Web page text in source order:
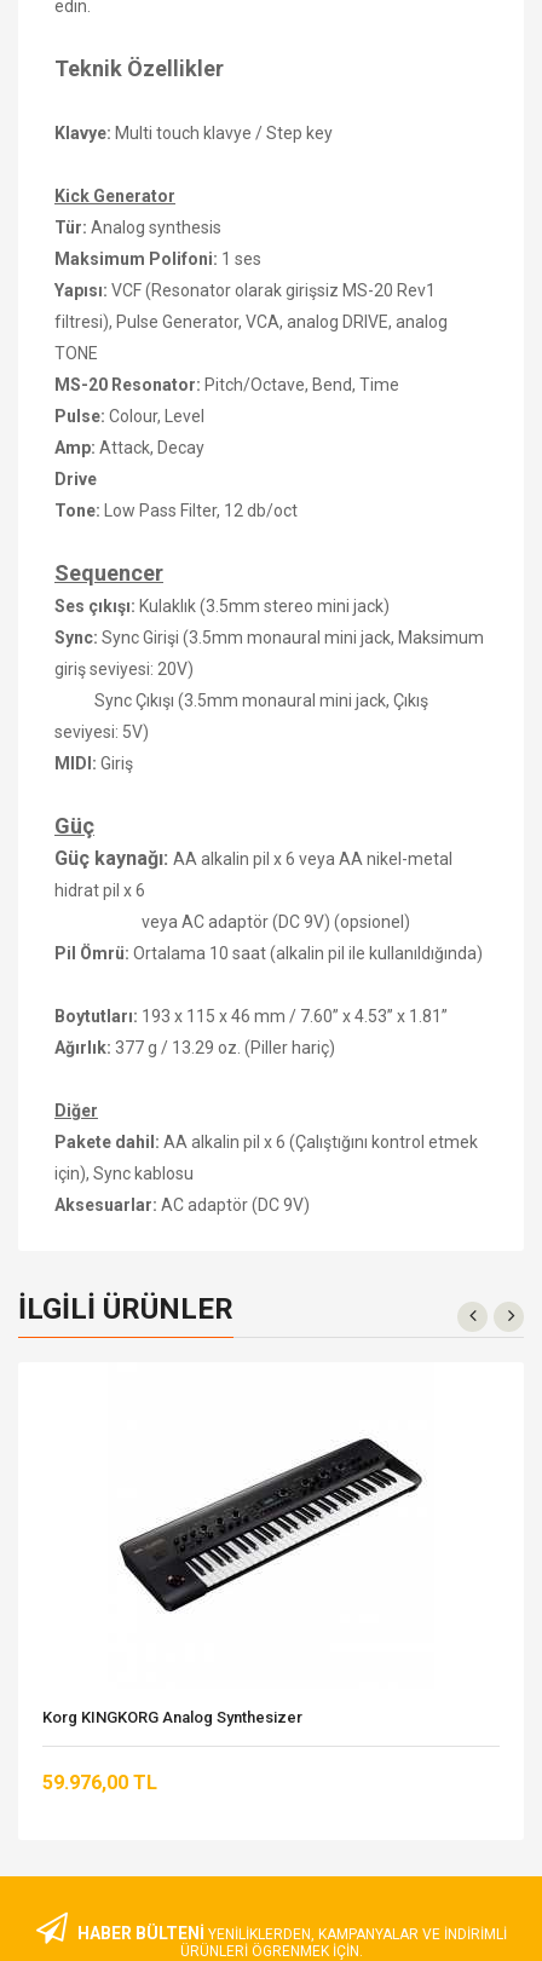
edin.
Teknik Özellikler
Klavye: Multi touch klavye / Step key
Kick Generator​
Tür: Analog synthesis
Maksimum Polifoni: 1 ses
Yapısı: VCF (Resonator olarak girişsiz MS-20 Rev1
filtresi), Pulse Generator, VCA, analog DRIVE, analog
TONE
MS-20 Resonator: Pitch/Octave, Bend, Time
Pulse: Colour, Level
Amp: Attack, Decay
Drive
Tone:
Low Pass Filter, 12 db/oct
Sequencer
Ses çıkışı: Kulaklık(3.5mm stereo mini jack)
Sync: Sync Girişi (3.5mm monaural mini jack, Maksimum
giriş seviyesi: 20V)
Sync Çıkışı (3.5mm monaural mini jack, Çıkış
seviyesi: 5V)
MIDI: Giriş
Güç
Güç kaynağı: AA alkalin pil x 6 veya AA nikel-metal
hidrat pil x 6
veya AC adaptör (DC 9V) (opsionel)
Pil Ömrü: Ortalama 10 saat (alkalin pil ile kullanıldığında)
Boytutları: 193 x 115 x 46 mm / 7.60” x 4.53” x 1.81”
Ağırlık: 377 g / 13.29 oz. (Piller hariç)
Diğer
Pakete dahil: AA alkalin pil x 6 (Çalıştığını kontrol etmek
için), Sync kablosu
Aksesuarlar: AC adaptör (DC 9V)
İLGILI ÜRÜNLER
Korg KINGKORG Analog Synthesizer
59.976,00 TL
HABER BÜLTENİ YENILIKLERDEN, KAMPANYALAR VE INDIRIMLI
ÜRÜNLERI ÖGRENMEK IÇIN.